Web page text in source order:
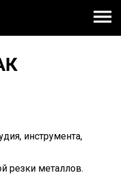
инструмента,
резки металлов.